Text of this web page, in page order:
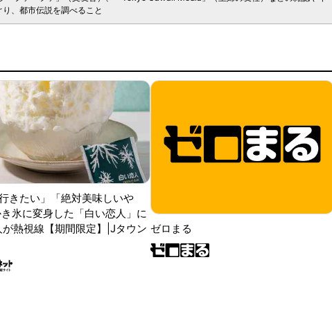
、都市伝説を調べること
行きたい」「絶対美味しいや
氷に変身した「白い恋人」に
熱視線【期間限定】|Jタウン ゼロまる